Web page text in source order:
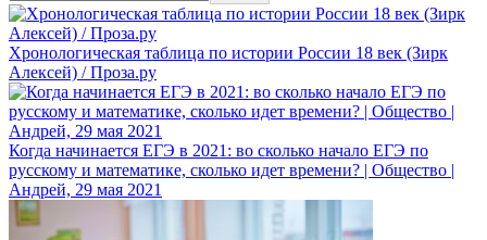
Хронологическая таблица по истории России 18 век (Зирк
Алексей) / Проза.ру
Когда начинается ЕГЭ в 2021: во сколько начало ЕГЭ по
русскому и математике, сколько идет времени? | Общество |
Андрей, 29 мая 2021